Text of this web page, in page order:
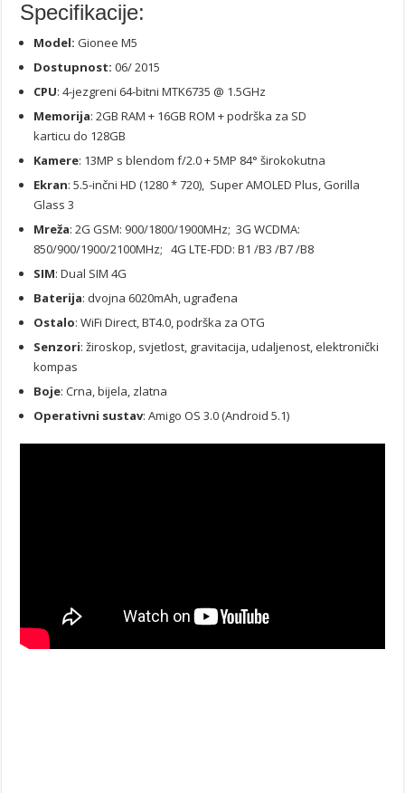
Specifikacije:
Model: Gionee M5
Dostupnost: 06/ 2015
CPU: 4-jezgreni 64-bitni MTK6735 @ 1.5GHz
Memorija: 2GB RAM + 16GB ROM + podrška za SD
karticu do 128GB
Kamere: 13MP s blendom f/2.0 + 5MP 84° širokokutna
Ekran: 5.5-inčni HD (1280 * 720), Super AMOLED Plus, Gorilla
Glass 3
Mreža: 2G GSM: 900/1800/1900MHz; 3G WCDMA:
850/900/1900/2100MHz; 4G LTE-FDD: B1 /B3 /B7 /B8
SIM: Dual SIM 4G
Baterija: dvojna 6020mAh, ugrađena
Ostalo: WiFi Direct, BT4.0, podrška za OTG
Senzori: žiroskop, svjetlost, gravitacija, udaljenost, elektronički
kompas
Boje: Crna, bijela, zlatna
Operativni sustav: Amigo OS 3.0 (Android 5.1)